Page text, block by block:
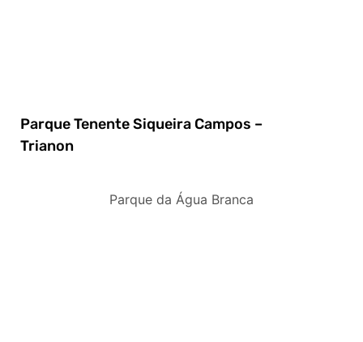
Parque Tenente Siqueira Campos –
Trianon
Parque da Água Branca